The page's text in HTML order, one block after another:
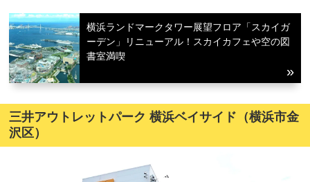
横浜ランドマークタワー展望フロア「スカイガ
ーデン」リニューアル！スカイカフェや空の図
書室満喫
三井アウトレットパーク 横浜ベイサイド（横浜市金
沢区）